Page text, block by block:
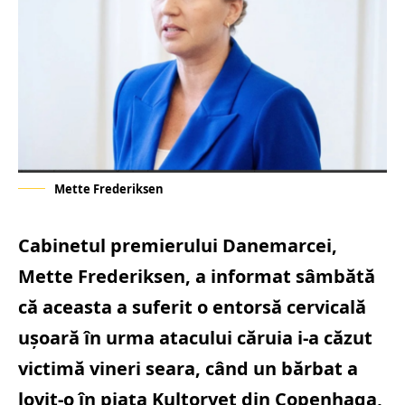
Mette Frederiksen
Cabinetul premierului Danemarcei,
Mette Frederiksen, a informat sâmbătă
că aceasta a suferit o entorsă cervicală
uşoară în urma atacului căruia i-a căzut
victimă vineri seara, când un bărbat a
lovit-o în piaţa Kultorvet din Copenhaga,